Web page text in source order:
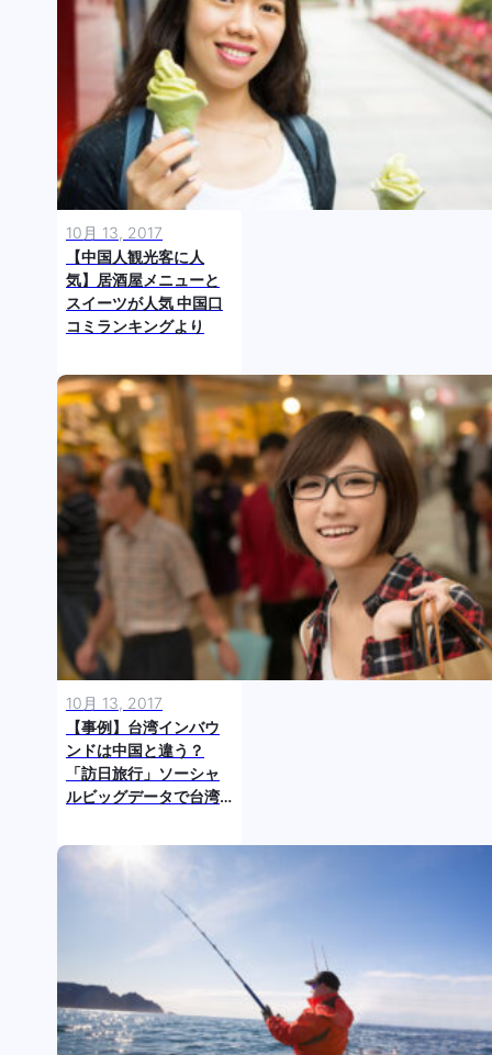
10月 13, 2017
【中国人観光客に人
気】居酒屋メニューと
スイーツが人気 中国口
コミランキングより
10月 13, 2017
【事例】台湾インバウ
ンドは中国と違う？
「訪日旅行」ソーシャ
ルビッグデータで台湾
を探る ～発展編～